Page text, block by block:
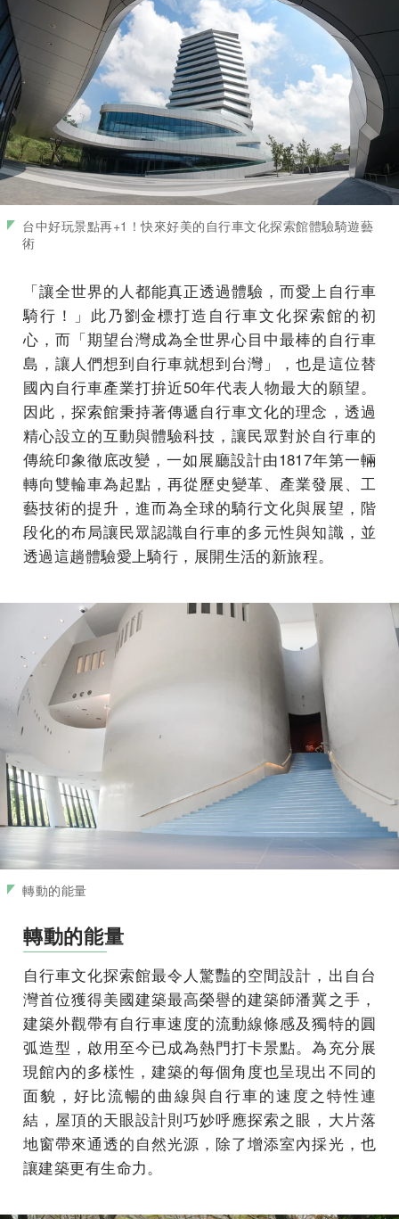
台中好玩景點再+1！快來好美的自行車文化探索館體驗騎遊藝
術
「讓全世界的人都能真正透過體驗，而愛上自行車
騎行！」此乃劉金標打造自行車文化探索館的初
心，而「期望台灣成為全世界心目中最棒的自行車
島，讓人們想到自行車就想到台灣」，也是這位替
國內自行車產業打拚近50年代表人物最大的願望。
因此，探索館秉持著傳遞自行車文化的理念，透過
精心設立的互動與體驗科技，讓民眾對於自行車的
傳統印象徹底改變，一如展廳設計由1817年第一輛
轉向雙輪車為起點，再從歷史變革、產業發展、工
藝技術的提升，進而為全球的騎行文化與展望，階
段化的布局讓民眾認識自行車的多元性與知識，並
透過這趟體驗愛上騎行，展開生活的新旅程。
轉動的能量
轉動的能量
自行車文化探索館最令人驚豔的空間設計，出自台
灣首位獲得美國建築最高榮譽的建築師潘冀之手，
建築外觀帶有自行車速度的流動線條感及獨特的圓
弧造型，啟用至今已成為熱門打卡景點。為充分展
現館內的多樣性，建築的每個角度也呈現出不同的
面貌，好比流暢的曲線與自行車的速度之特性連
結，屋頂的天眼設計則巧妙呼應探索之眼，大片落
地窗帶來通透的自然光源，除了增添室內採光，也
讓建築更有生命力。